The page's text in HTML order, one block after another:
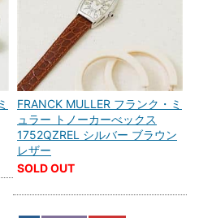
FRANCK MULLER フランク・ミ
ュラー トノーカーべックス
1752QZREL シルバー ブラウン
レザー
SOLD OUT